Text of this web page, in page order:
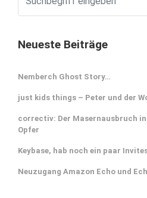
Neueste Beiträge
Nemberch Ghost Story…
just kids things – Peter und der
correctiv: Der Masernausbruch
Opfer
Keybase, hab noch ein paar
Neuzugang Amazon Echo und